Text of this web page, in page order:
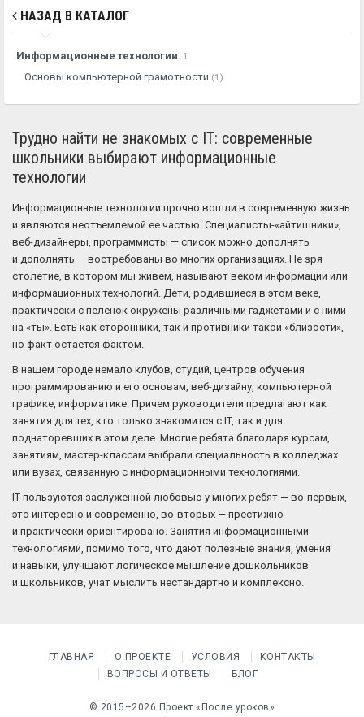
НАЗАД В КАТАЛОГ
Информационные технологии 1
Основы компьютерной грамотности (1)
Трудно найти не знакомых с IT: современные
школьники выбирают информационные
технологии
Информационные технологии прочно вошли в современную жизнь
и являются неотъемлемой ее частью. Специалисты-«айтишники»,
веб-дизайнеры, программисты — список можно дополнять
и дополнять — востребованы во многих организациях. Не зря
столетие, в котором мы живем, называют веком информации или
информационных технологий. Дети, родившиеся в этом веке,
практически с пеленок окружены различными гаджетами и с ними
на «ты». Есть как сторонники, так и противники такой «близости»,
но факт остается фактом.
В нашем городе немало клубов, студий, центров обучения
программированию и его основам, веб-дизайну, компьютерной
графике, информатике. Причем руководители предлагают как
занятия для тех, кто только знакомится с IT, так и для
поднаторевших в этом деле. Многие ребята благодаря курсам,
занятиям, мастер-классам выбрали специальность в колледжах
или вузах, связанную с информационными технологиями.
IT пользуются заслуженной любовью у многих ребят — во-первых,
это интересно и современно, во-вторых — престижно
и практически ориентировано. Занятия информационными
технологиями, помимо того, что дают полезные знания, умения
и навыки, улучшают логическое мышление дошкольников
и школьников, учат мыслить нестандартно и комплексно.
ГЛАВНАЯ О ПРОЕКТЕ УСЛОВИЯ
КОНТАКТЫ
ВОПРОСЫ И ОТВЕТЫ
БЛОГ
© 2015–2026 Проект «После уроков»